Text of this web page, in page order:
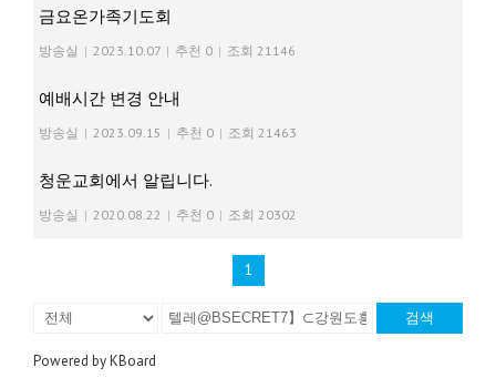
금요온가족기도회
방송실 | 2023.10.07 | 추천 0 | 조회 21146
예배시간 변경 안내
방송실 | 2023.09.15 | 추천 0 | 조회 21463
청운교회에서 알립니다.
방송실 | 2020.08.22 | 추천 0 | 조회 20302
1
검색
Powered by KBoard